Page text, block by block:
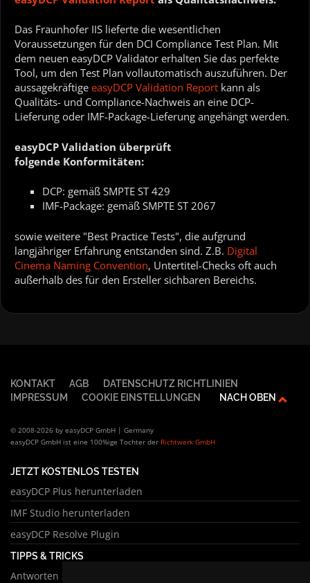
Das Fraunhofer IIS lieferte die wesentlichen
Voraussetzungen für den DCI Compliance Test Plan. Mit
dem neuen easyDCP Validator erhalten Sie das perfekte
Tool, um den Test Plan vollautomatisch auszuführen. Der
aussagekräftige easyDCP Validation Report kann als
Qualitäts- und Compliance-Nachweis an eine DCP-
Lieferung oder IMF-Package-Lieferung angehängt werden.
easyDCP Validation überprüft
folgende Konformitäten:
DCP: gemäß SMPTE ST 429
IMF-Package: gemäß SMPTE ST 2067
sowie weitere "Best Practice Tests", die aufgrund
langjähriger Erfahrung entstanden sind. Z.B. Digital
Cinema Naming Convention, Untertitel-Checks oft auch
außerhalb des für den Ersteller sichbaren Bereichs.
KONTAKT AGB
DATENSCHUTZ RICHTLINIEN
IMPRESSUM
COOKIE EINSTELLUNGEN NACH OBEN
© 2008-2026 by easyDCP GmbH | Germany
easyDCP GmbH ist eine 100%ige Tochter der Richtwerk GmbH
JETZT KOSTENLOS TESTEN
easyDCP Plus herunterladen
IMF Studio herunterladen
easyDCP Resolve Plugin
TIPPS & TRICKS
Antworten zu häufigen Fragen